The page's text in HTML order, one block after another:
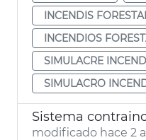
INCENDIS
INCENDIOS
SIMULACRE
SIMULACRO
Sistema
modificado hace 2